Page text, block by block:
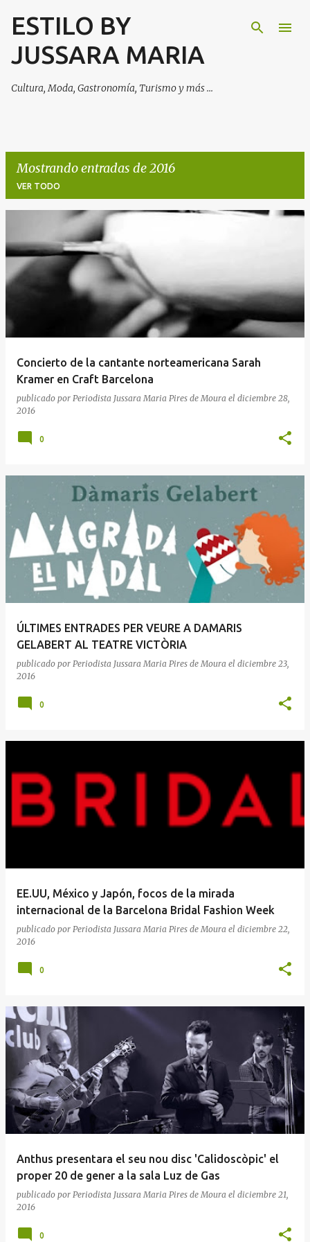
Ir al contenido principal
ESTILO BY
JUSSARA MARIA
Cultura, Moda, Gastronomía, Turismo y más ...
Mostrando entradas de 2016
VER TODO
n
r
d
Concierto de la cantante norteamericana Sarah
Kramer en Craft Barcelona
publicado por Periodista Jussara Maria Pires de Moura el diciembre 28,
2016
0
ÚLTIMES ENTRADES PER VEURE A DAMARIS
GELABERT AL TEATRE VICTÒRIA
publicado por Periodista Jussara Maria Pires de Moura el diciembre 23,
2016
0
EE.UU, México y Japón, focos de la mirada
internacional de la Barcelona Bridal Fashion Week
publicado por Periodista Jussara Maria Pires de Moura el diciembre 22,
2016
0
Anthus presentara el seu nou disc 'Calidoscòpic' el
proper 20 de gener a la sala Luz de Gas
publicado por Periodista Jussara Maria Pires de Moura el diciembre 21,
2016
0